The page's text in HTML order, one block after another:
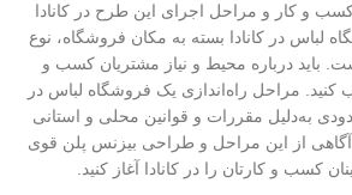
و کار و مراحل اجرای این طرح در کانادا
لباس در کانادا بسته به مکان فروشگاه، نوع
باید درباره محیط و نیاز مشتریان کسب و
کنید. مراحل راه‌‌اندازی یک فروشگاه لباس در
به‌دلیل مقررات و قوانین محلی و استانی
آگاهی از این مراحل و طراحی بیزنس پلن قوی
کسب و کارتان را در کانادا آغاز کنید.